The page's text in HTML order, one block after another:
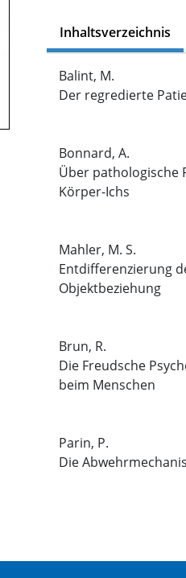
Inhaltsverzeichnis
Balint, M.
Der regredierte
Bonnard, A.
Über pathologische
Körper-Ichs
Mahler, M. S.
Entdifferenzierung
Objektbeziehung
Brun, R.
Die Freudsche
beim Menschen
Parin, P.
Die